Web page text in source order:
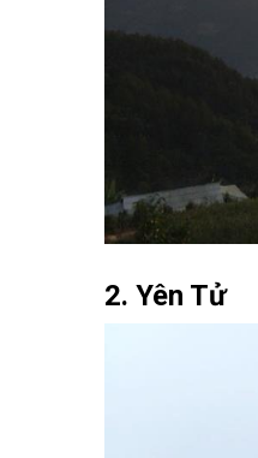
2. Yên Tử